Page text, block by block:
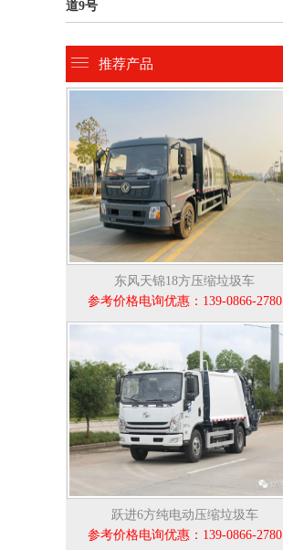
道9号
推荐产品
东风天锦18方压缩垃圾车
参考价格电询优惠：139-0866-2780
跃进6方纯电动压缩垃圾车
参考价格电询优惠：139-0866-2780